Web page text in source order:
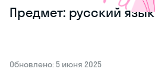
Предмет: русский язык
Обновлено: 5 июня 2025